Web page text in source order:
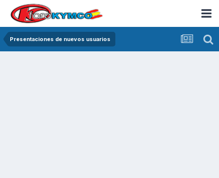
Presentaciones de nuevos usuarios